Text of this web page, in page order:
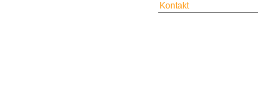
Kontakt